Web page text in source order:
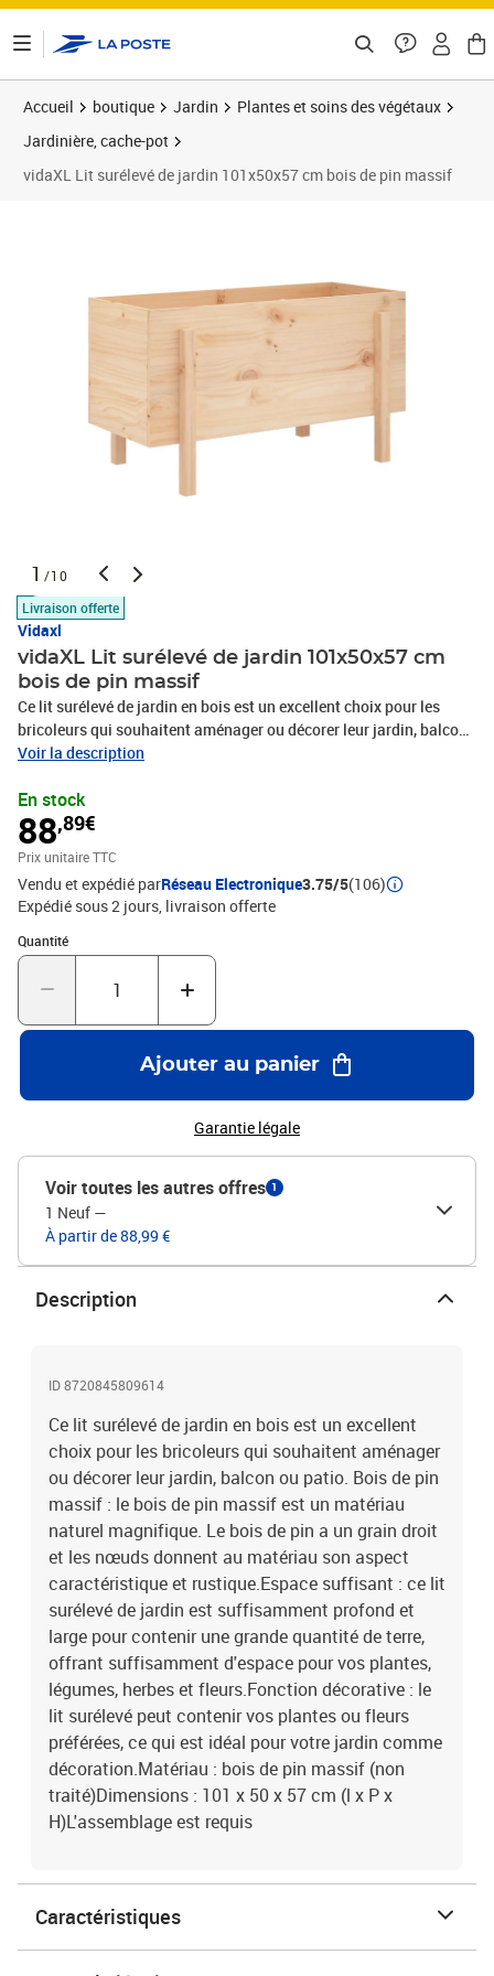
Accueil boutique Jardin
Plantes et soins des végétaux
Jardinière, cache-pot
vidaXL Lit surélevé de jardin 101x50x57 cm bois de pin massif
1 /10
Livraison offerte
Vidaxl
vidaXL Lit surélevé de jardin 101x50x57 cm
bois de pin massif
Ce lit surélevé de jardin en bois est un excellent choix pour les
bricoleurs qui souhaitent aménager ou décorer leur jardin, balcon
ou patio. Bois de pin massif : le bois de pin massif est un matériau
donnent au matériau son aspect caractéristique et
rustique.Espace suffisant : ce lit surélevé de jardin est
suffisamment profond et large pour contenir une grande quantité
de terre, offrant suffisamment d'espace pour vos plantes, légumes,
herbes et fleurs.Fonction décorative : le lit surélevé peut contenir
vos plantes ou fleurs préférées, ce qui est idéal pour votre jardin
comme décoration.Matériau : bois de pin massif (non
traité)Dimensions : 101 x 50 x 57 cm (l x P x H)L'assemblage est
requis
Voir la description
En stock
88,89€
Prix unitaire TTC
Vendu et expédié parRéseau Electronique3.75/5(106)
Expédié sous 2 jours livraison offerte
Quantité
Quantité : 1
Ajouter au panier
Garantie légale
Voir toutes les autres offres 1
1 Neuf —
À partir de 88,99 €
Description
ID 8720845809614
Ce lit surélevé de jardin en bois est un excellent
choix pour les bricoleurs qui souhaitent aménager
ou décorer leur jardin, balcon ou patio. Bois de pin
massif : le bois de pin massif est un matériau
naturel magnifique. Le bois de pin a un grain droit
et les nœuds donnent au matériau son aspect
caractéristique et rustique.Espace suffisant : ce lit
surélevé de jardin est suffisamment profond et
large pour contenir une grande quantité de terre,
offrant suffisamment d'espace pour vos plantes,
légumes, herbes et fleurs.Fonction décorative : le
lit surélevé peut contenir vos plantes ou fleurs
préférées, ce qui est idéal pour votre jardin comme
décoration.Matériau : bois de pin massif (non
traité)Dimensions : 101 x 50 x 57 cm (l x P x
H)L'assemblage est requis
Caractéristiques